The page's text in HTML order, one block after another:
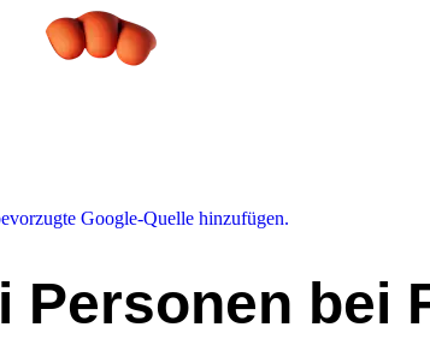
Google-Quelle hinzufügen.
Personen bei